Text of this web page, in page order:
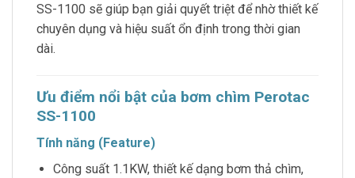
SS-1100 sẽ giúp bạn giải quyết triệt để nhờ thiết kế
chuyên dụng và hiệu suất ổn định trong thời gian
dài.
Ưu điểm nổi bật của bơm chìm Perotac
SS-1100
Tính năng (Feature)
Công suất 1.1KW, thiết kế dạng bơm thả chìm,